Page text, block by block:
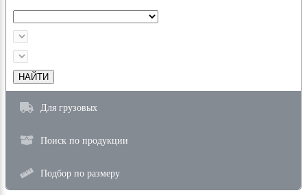
НАЙТИ
Для грузовых
Поиск по продукции
Подбор по размеру